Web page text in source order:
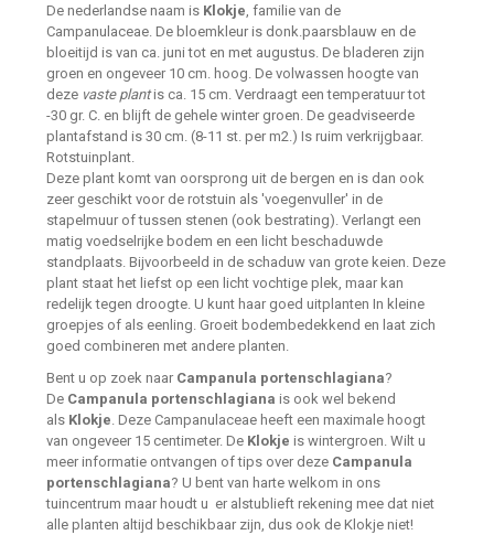
De nederlandse naam is Klokje, familie van de
Campanulaceae. De bloemkleur is donk.paarsblauw en de
bloeitijd is van ca. juni tot en met augustus. De bladeren zijn
groen en ongeveer 10 cm. hoog. De volwassen hoogte van
deze vaste plantis ca. 15 cm. Verdraagt een temperatuur tot
-30 gr. C. en blijft de gehele winter groen. De geadviseerde
plantafstand is 30 cm. (8-11 st. per m2.) Is ruim verkrijgbaar.
Rotstuinplant.
Deze plant komt van oorsprong uit de bergen en is dan ook
zeer geschikt voor de rotstuin als 'voegenvuller' in de
stapelmuur of tussen stenen (ook bestrating). Verlangt een
matig voedselrijke bodem en een licht beschaduwde
standplaats. Bijvoorbeeld in de schaduw van grote keien. Deze
plant staat het liefst op een licht vochtige plek, maar kan
redelijk tegen droogte. U kunt haar goed uitplanten In kleine
groepjes of als eenling. Groeit bodembedekkend en laat zich
goed combineren met andere planten.
Bent u op zoek naar Campanula portenschlagiana?
De Campanula portenschlagiana is ook wel bekend
als Klokje. Deze Campanulaceae heeft een maximale hoogt
van ongeveer 15 centimeter. De Klokje is wintergroen. Wilt u
meer informatie ontvangen of tips over deze Campanula
portenschlagiana? U bent van harte welkom in ons
tuincentrum maar houdt u er alstublieft rekening mee dat niet
alle planten altijd beschikbaar zijn, dus ook de Klokje niet!